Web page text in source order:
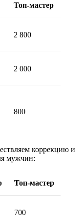
Топ-мастер
2 800
2 000
800
коррекцию и
мужчин:
Топ-мастер
700